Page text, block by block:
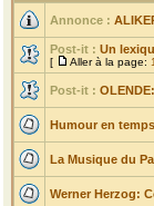
Annonce :
Post-it : Un
[ Aller à la page: 1
Post-it :
Humour en
La Musique du
Werner Herzog: